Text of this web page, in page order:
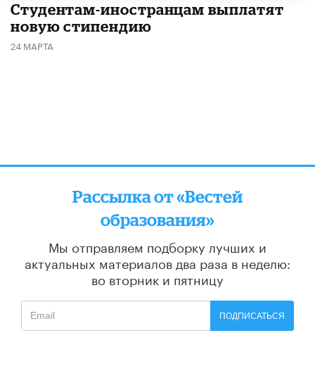
Студентам-иностранцам выплатят
новую стипендию
24 МАРТА
Рассылка от «Вестей
образования»
Мы отправляем подборку лучших и
актуальных материалов два раза в неделю:
во вторник и пятницу
ПОДПИСАТЬСЯ